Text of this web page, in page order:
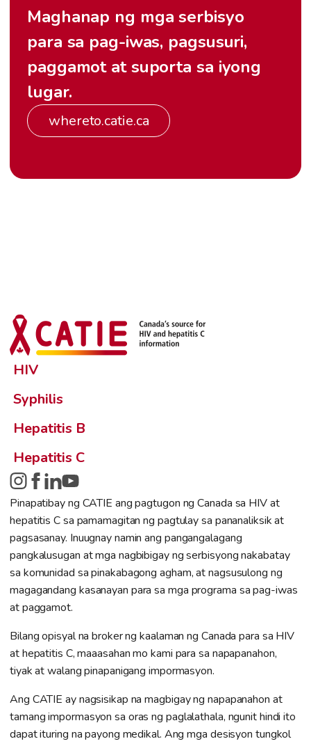
Maghanap ng mga serbisyo
para sa pag-iwas, pagsusuri,
paggamot at suporta sa iyong
lugar.
whereto.catie.ca
HIV
Syphilis
Hepatitis B
Hepatitis C
Pinapatibay ng CATIE ang pagtugon ng Canada sa HIV at
hepatitis C sa pamamagitan ng pagtulay sa pananaliksik at
pagsasanay. Inuugnay namin ang pangangalagang
pangkalusugan at mga nagbibigay ng serbisyong nakabatay
sa komunidad sa pinakabagong agham, at nagsusulong ng
magagandang kasanayan para sa mga programa sa pag-iwas
at paggamot.
Bilang opisyal na broker ng kaalaman ng Canada para sa HIV
at hepatitis C, maaasahan mo kami para sa napapanahon,
tiyak at walang pinapanigang impormasyon.
Ang CATIE ay nagsisikap na magbigay ng napapanahon at
tamang impormasyon sa oras ng paglalathala, ngunit hindi ito
dapat ituring na payong medikal. Ang mga desisyon tungkol